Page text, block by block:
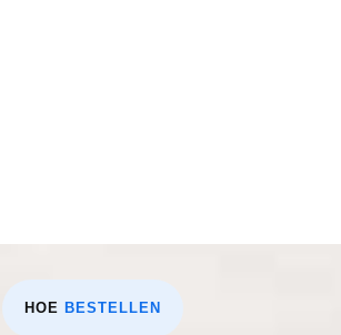
HOE BESTELLEN